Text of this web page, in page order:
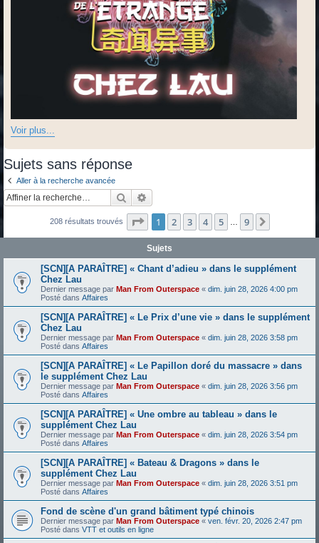
Voir plus...
Sujets sans réponse
Aller à la recherche avancée
Rechercher
208 résultats trouvés Page 1sur9
1 2 3 4 5 9
Sujets
[SCN][A PARAÎTRE] « Chant d’adieu » dans le supplément
Chez Lau
Dernier message par Man From Outerspace « dim. juin 28, 2026 4:00 pm
Posté dans Affaires
[SCN][A PARAÎTRE] « Le Prix d’une vie » dans le supplément
Chez Lau
Dernier message par Man From Outerspace « dim. juin 28, 2026 3:58 pm
Posté dans Affaires
[SCN][A PARAÎTRE] « Le Papillon doré du massacre » dans
le supplément Chez Lau
Dernier message par Man From Outerspace « dim. juin 28, 2026 3:56 pm
Posté dans Affaires
[SCN][A PARAÎTRE] « Une ombre au tableau » dans le
supplément Chez Lau
Dernier message par Man From Outerspace « dim. juin 28, 2026 3:54 pm
Posté dans Affaires
[SCN][A PARAÎTRE] « Bateau & Dragons » dans le
supplément Chez Lau
Dernier message par Man From Outerspace « dim. juin 28, 2026 3:51 pm
Posté dans Affaires
Fond de scène d'un grand bâtiment typé chinois
Dernier message par Man From Outerspace « ven. févr. 20, 2026 2:47 pm
Posté dans VTT et outils en ligne